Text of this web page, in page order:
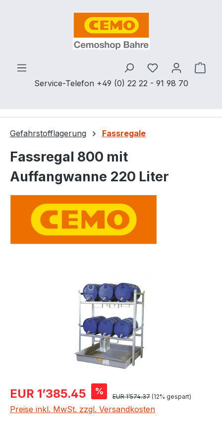
Zum Hauptinhalt springen
Service-Telefon +49 (0) 22 22 - 91 98 70
Du hast 0
Gefahrstofflagerung Fassregale
Fassregal 800 mit
Auffangwanne 220 Liter
Verkaufspreis:
EUR 1’385.45 % Regulärer Preis:
EUR 1’574.37 (12% gespart)
Preise inkl. MwSt. zzgl. Versandkosten